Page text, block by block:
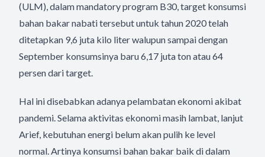
(ULM), dalam mandatory program B30, target konsumsi
bahan bakar nabati tersebut untuk tahun 2020 telah
ditetapkan 9,6 juta kilo liter walupun sampai dengan
September konsumsinya baru 6,17 juta ton atau 64
persen dari target.
Hal ini disebabkan adanya pelambatan ekonomi akibat
pandemi. Selama aktivitas ekonomi masih lambat, lanjut
Arief, kebutuhan energi belum akan pulih ke level
normal. Artinya konsumsi bahan bakar baik di dalam